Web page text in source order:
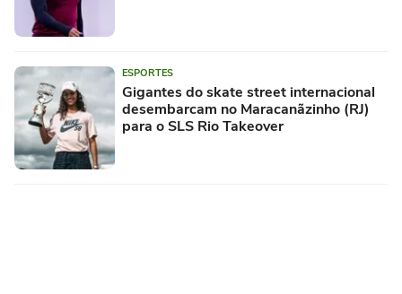
ESPORTES
Gigantes do skate street internacional
desembarcam no Maracanãzinho (RJ)
para o SLS Rio Takeover